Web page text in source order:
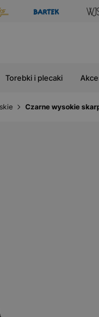
Torebki i plecaki
Czarne wysokie